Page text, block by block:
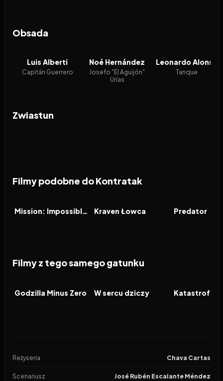
Obsada
Luis Alberti
Capitán Guerrero
Noé Hernández
Josefo "El Aguijón"
Urías
Leonardo Alonso
Tanque
Zwiastun
Filmy podobne do Kontratak
FILM Mission: Impossible - The Final Reckoning FILM
Kraven Łowca FILM
Predator
Filmy z tego samego gatunku
FILM
Godzilla Minus Zero FILM
W sercu dziczy FILM
Katastrofa
Reżyseria Chava Cartas
Scenariusz José Rubén Escalante Méndez